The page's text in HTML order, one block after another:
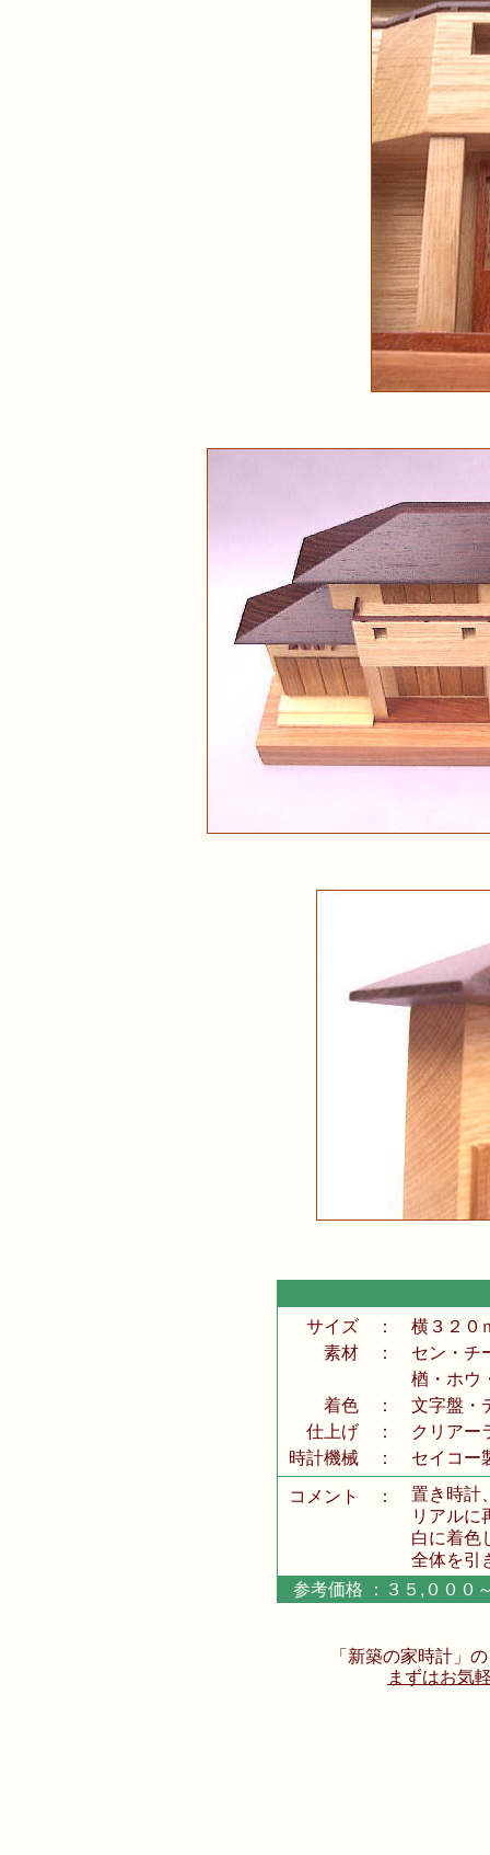
サイズ ：
横３２０
素材 ：
セン・チ
楢・ホウ
着色 ：
文字盤・
仕上げ ：
クリアー
時計機械 ：
セイコー
コメント
：
置き時計
リアルに
白に着色
全体を引
参考価格 ：３５,００
「新築の家時計」
まずはお気